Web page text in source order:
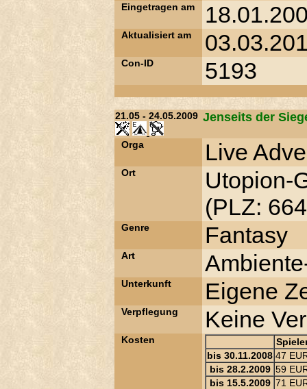
Eingetragen am
Aktualisiert am
Con-ID 5193
21.05 - 24.05.2009 Jenseits der
Orga Live
Ort
Utopion-
(PLZ:
Genre Fantasy
Art
Unterkunft Eigene
Verpflegung Keine
Kosten
bis 30.11.2008 47
bis 28.2.2009 59
bis 15.5.2009 71